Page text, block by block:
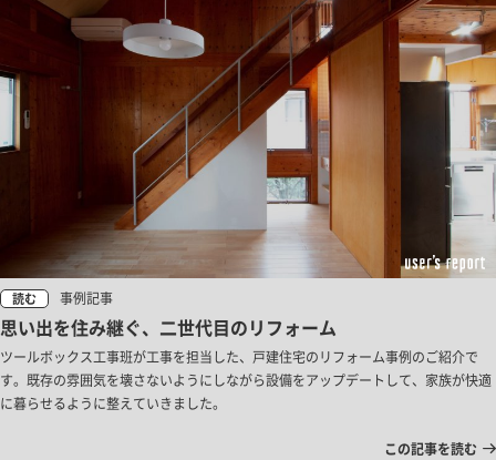
読む 事例記事
思い出を住み継ぐ、二世代目のリフォーム
ツールボックス工事班が工事を担当した、戸建住宅のリフォーム事例のご紹介で
す。既存の雰囲気を壊さないようにしながら設備をアップデートして、家族が快適
に暮らせるように整えていきました。
この記事を読む